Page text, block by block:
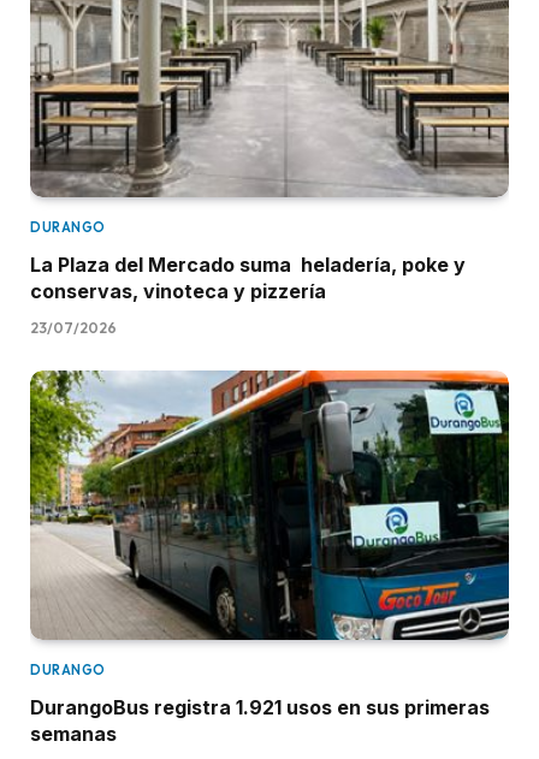
DURANGO
La Plaza del Mercado suma heladería, poke y
conservas, vinoteca y pizzería
23/07/2026
DURANGO
DurangoBus registra 1.921 usos en sus primeras
semanas